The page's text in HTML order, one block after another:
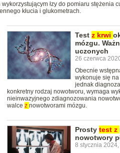
łzy do pomiaru stężenia
kłucia i glukometrach.
Test z krwi
mózgu.
uczonych
26 czerwca
Obecnie
wykonuje się
jednak
konkretny rodzaj nowotworu, wymaga
nieinwazyjnego zdiagnozowania
walce z nowotworami mózgu.
Prosty test z
nowotwory
8 stycznia